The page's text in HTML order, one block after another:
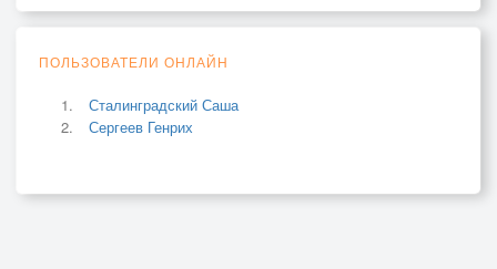
ПОЛЬЗОВАТЕЛИ ОНЛАЙН
Сталинградский Саша
Сергеев Генрих